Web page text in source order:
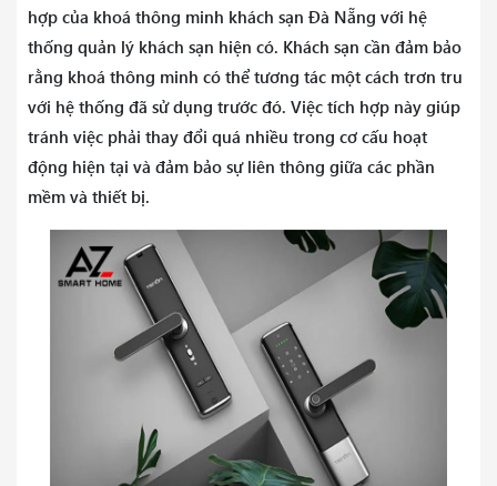
hợp của khoá thông minh khách sạn Đà Nẵng với hệ
thống quản lý khách sạn hiện có. Khách sạn cần đảm bảo
rằng khoá thông minh có thể tương tác một cách trơn tru
với hệ thống đã sử dụng trước đó. Việc tích hợp này giúp
tránh việc phải thay đổi quá nhiều trong cơ cấu hoạt
động hiện tại và đảm bảo sự liên thông giữa các phần
mềm và thiết bị.